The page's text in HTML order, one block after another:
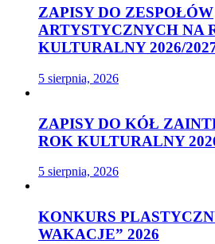
ZAPISY DO ZESPOŁÓW
ARTYSTYCZNYCH NA
KULTURALNY 2026/
5 sierpnia, 2026
ZAPISY DO KÓŁ
ROK KULTURALNY
5 sierpnia, 2026
KONKURS
WAKACJE” 2026